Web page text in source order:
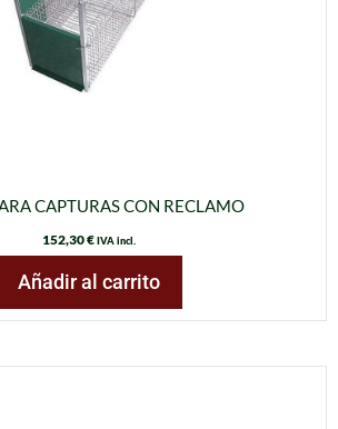
CAPTURAS CON RECLAMO
152,30€IVA incl.
Añadir al carrito